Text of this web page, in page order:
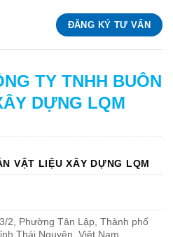
ĐĂNG KÝ TƯ VẤN
TY TNHH BUÔN
DỰNG LQM
VẬT LIỆU XÂY DỰNG LQM
2, Phường Tân Lập, Thành phố
Thái Nguyên, Việt Nam